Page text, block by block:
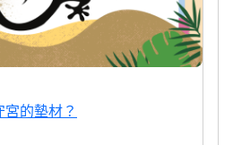
的墊材？